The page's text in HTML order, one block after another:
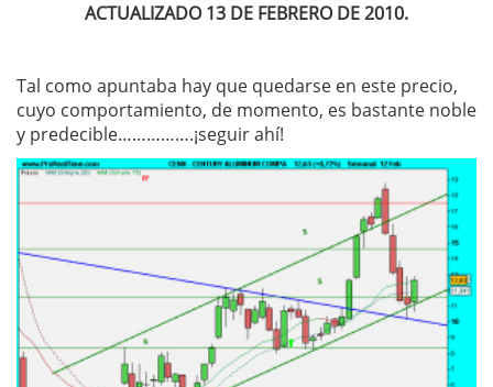
ACTUALIZADO 13 DE FEBRERO DE 2010.
Tal como apuntaba hay que quedarse en este precio,
cuyo comportamiento, de momento, es bastante noble
y predecible…………….¡seguir ahí!